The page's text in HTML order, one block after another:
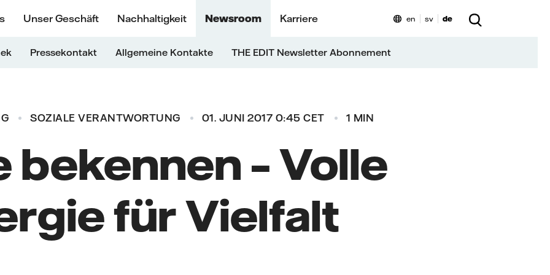
Unser Geschäft Nachhaltigkeit Newsroom Karriere
Pressekontakt Allgemeine Kontakte THE EDIT Newsletter Abonnement
en sv de
SOZIALE VERANTWORTUNG 01. JUNI 2017 0:45 CET 1 MIN
bekennen – Volle
für Vielfalt